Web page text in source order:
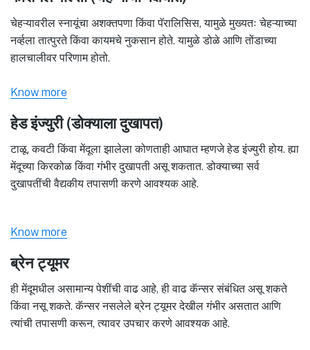
चेहऱ्यावरील स्नायूंचा अशक्तपणा किंवा पॅरालिसिस, यामुळे मुख्यतः चेहऱ्याच्या
नर्व्हला तात्पुरते किंवा कायमचे नुकसान होते. यामुळे डोळे आणि तोंडाच्या
हालचालीवर परिणाम होतो.
Know more
हेड इंज्युरी (डोक्याला दुखापत)
टाळू, कवटी किंवा मेंदूला झालेला कोणताही आघात म्हणजे हेड इंज्युरी होय. ह्या
मेंदूच्या किरकोळ किंवा गंभीर दुखापती असू शकतात. डोक्याच्या सर्व
दुखापतींची वैद्यकीय तपासणी करणे आवश्यक आहे.
Know more
ब्रेन ट्यूमर
ही मेंदूमधील असामान्य पेशींची वाढ आहे, ही वाढ कॅन्सर संबंधित असू शकते
किंवा नसू शकते. कॅन्सर नसलेले ब्रेन ट्यूमर देखील गंभीर असतात आणि
त्यांची तपासणी करून, त्यावर उपचार करणे आवश्यक आहे.